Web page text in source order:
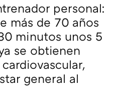
personal:
más de 70 años
minutos unos 5
se obtienen
general al